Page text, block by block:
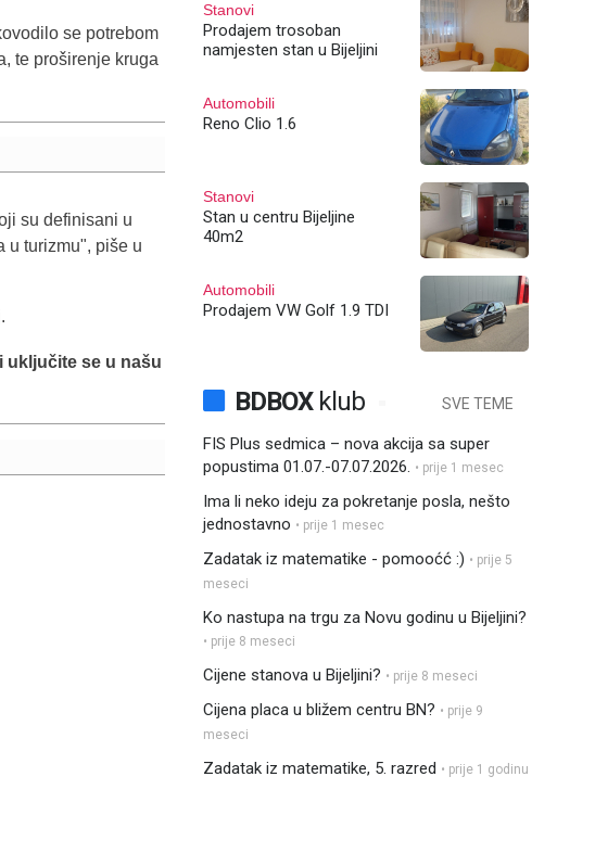
se potrebom
te proširenje kruga
su definisani u
u turizmu", piše u
uključite se u našu
Stanovi
Prodajem trosoban
namjesten stan u Bijeljini
Automobili
Reno Clio 1.6
Stanovi
Stan u centru Bijeljine
40m2
Automobili
Prodajem VW Golf 1.9 TDI
BDBOXklub SVE TEME
FIS Plus sedmica – nova akcija sa super
popustima 01.07.-07.07.2026. • prije 1 mesec
Ima li neko ideju za pokretanje posla, nešto
jednostavno • prije 1 mesec
Zadatak iz matematike - pomooćć :) • prije 5
meseci
Ko nastupa na trgu za Novu godinu u Bijeljini?
• prije 8 meseci
Cijene stanova u Bijeljini? • prije 8 meseci
Cijena placa u bližem centru BN? • prije 9
meseci
Zadatak iz matematike, 5. razred • prije 1 godinu